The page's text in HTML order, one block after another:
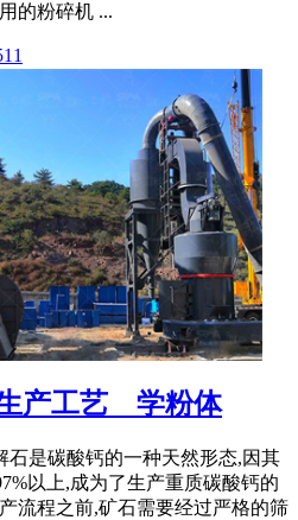
的粉碎机 ...
产工艺 _ 学粉体
石是碳酸钙的一种天然形态,因其
以上,成为了生产重质碳酸钙的
流程之前,矿石需要经过严格的筛